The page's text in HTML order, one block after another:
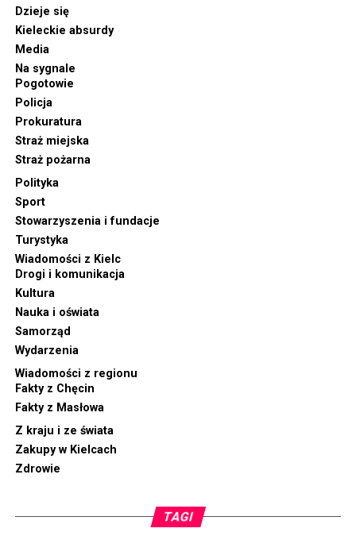
Dzieje się
Kieleckie absurdy
Media
Na sygnale
Pogotowie
Policja
Prokuratura
Straż miejska
Straż pożarna
Polityka
Sport
Stowarzyszenia i fundacje
Turystyka
Wiadomości z Kielc
Drogi i komunikacja
Kultura
Nauka i oświata
Samorząd
Wydarzenia
Wiadomości z regionu
Fakty z Chęcin
Fakty z Masłowa
Z kraju i ze świata
Zakupy w Kielcach
Zdrowie
TAGI